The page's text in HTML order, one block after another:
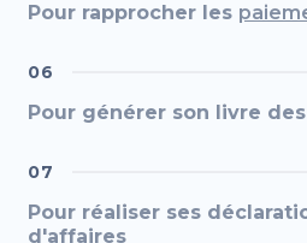
Pour rapprocher les
06
Pour générer son livre
07
Pour réaliser ses
d'affaires